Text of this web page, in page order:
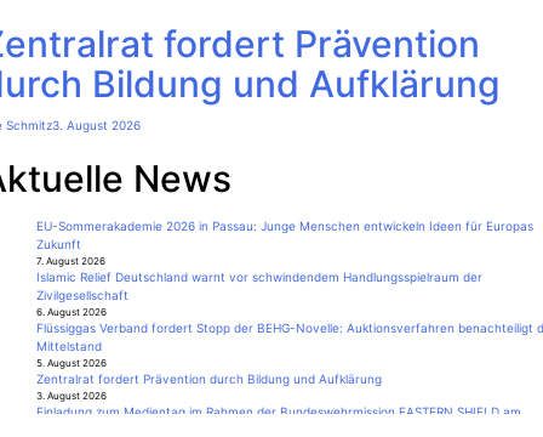
fordert Prävention
Bildung und Aufklärung
Schmitz3. August 2026
News
EU-Sommerakademie 2026 in Passau: Junge Menschen entwickeln Ideen für Europas
Zukunft
7. August 2026
Islamic Relief Deutschland warnt vor schwindendem Handlungsspielraum der
Zivilgesellschaft
6. August 2026
Flüssiggas Verband fordert Stopp der BEHG-Novelle: Auktionsverfahren benachteiligt
Mittelstand
5. August 2026
Zentralrat fordert Prävention durch Bildung und Aufklärung
3. August 2026
Einladung zum Medientag im Rahmen der Bundeswehrmission EASTERN SHIELD am